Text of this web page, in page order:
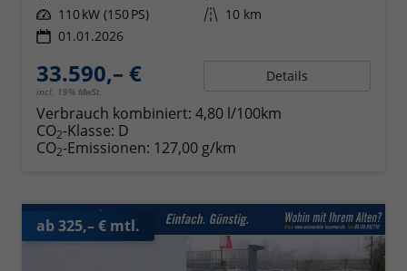
Leistung 110 kW (150 PS) Kilometerstand 10 km
01.01.2026
33.590,– €
incl. 19% MwSt.
Details
Verbrauch kombiniert: 4,80 l/100km
CO2-Klasse: D
CO2-Emissionen: 127,00 g/km
ab 325,– € mtl.